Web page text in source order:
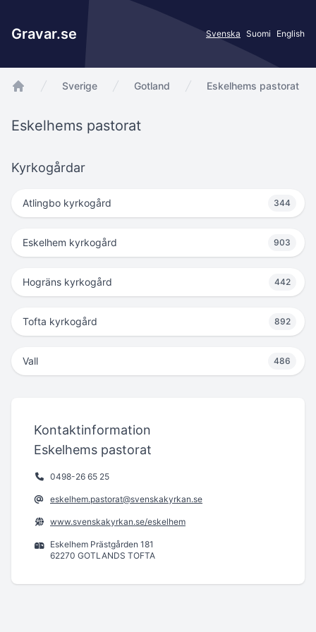
Gravar.se Svenska Suomi English
Sverige Gotland Eskelhems pastorat
Eskelhems pastorat
Kyrkogårdar
Atlingbo kyrkogård 344
Eskelhem kyrkogård 903
Hogräns kyrkogård 442
Tofta kyrkogård 892
Vall 486
Kontaktinformation
Eskelhems pastorat
0498-26 65 25
eskelhem.pastorat@svenskakyrkan.se
www.svenskakyrkan.se/eskelhem
Eskelhem Prästgården 181
62270 GOTLANDS TOFTA